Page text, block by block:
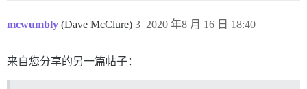
mcwumbly (Dave McClure) 2020 年8 月 16 日 18:40
3
来自您分享的另一篇帖子：